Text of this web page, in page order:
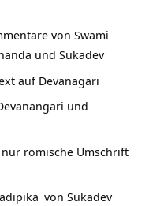
von Swami
und Sukadev
auf Devanagari
und
römische Umschrift
von Sukadev